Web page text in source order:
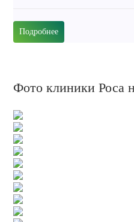
Подробнее
Фото клиники Роса